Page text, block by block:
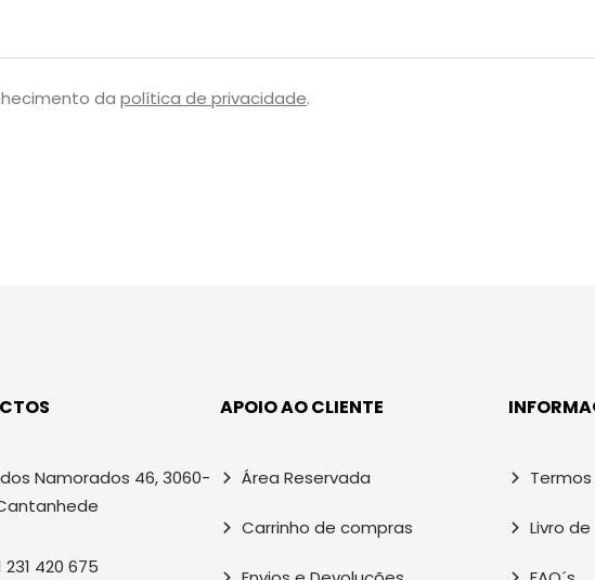
da política de privacidade.
Namorados 46, 3060-
231 420 675
APOIO AO CLIENTE
Área Reservada
Carrinho de compras Livro